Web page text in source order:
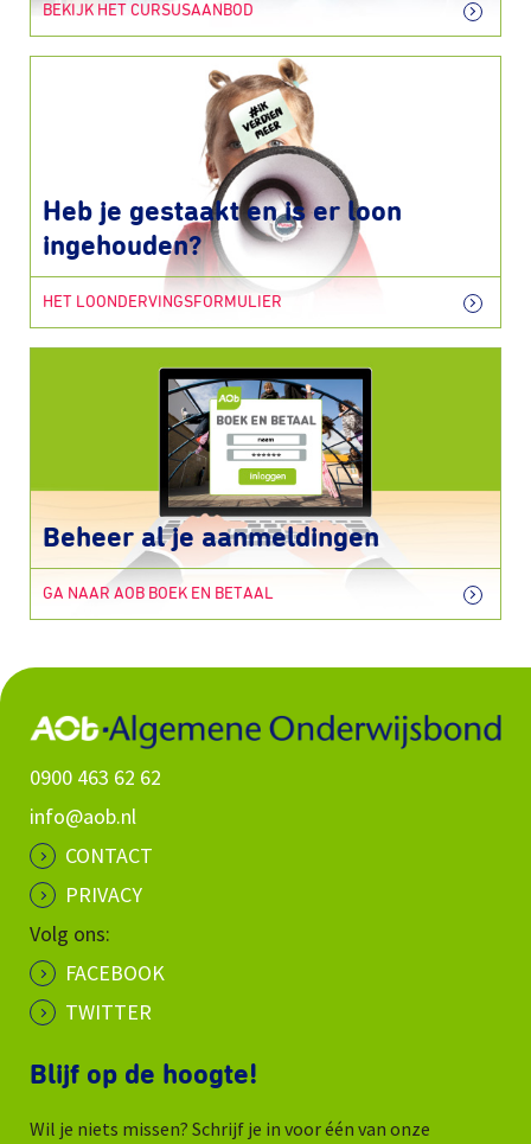
BEKIJK HET CURSUSAANBOD
Heb je gestaakt en is er loon
ingehouden?
HET LOONDERVINGSFORMULIER
Beheer al je aanmeldingen
GA NAAR AOB BOEK EN BETAAL
0900 463 62 62
info@aob.nl
CONTACT
PRIVACY
Volg ons:
FACEBOOK
TWITTER
Blijf op de hoogte!
Wil je niets missen? Schrijf je in voor één van onze